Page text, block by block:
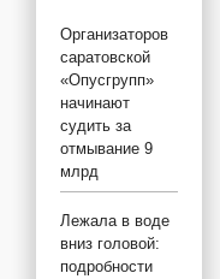
Организаторов
саратовской
«Опусгрупп»
начинают
судить за
отмывание 9
млрд
Лежала в воде
вниз головой:
подробности